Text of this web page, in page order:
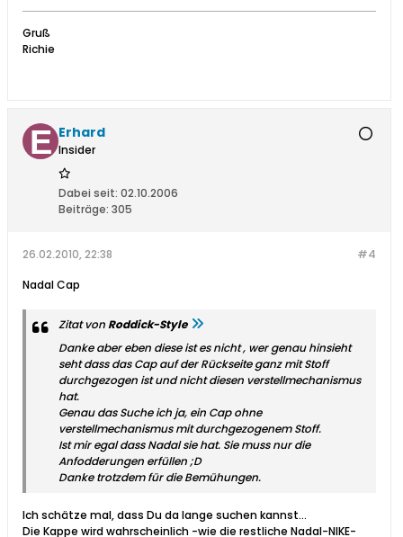
Gruß
Richie
Erhard
Insider
Dabei seit: 02.10.2006
Beiträge: 305
#4
26.02.2010, 22:38
Nadal Cap
Zitat vonRoddick-Style
Danke aber eben diese ist es nicht , wer genau hinsieht
seht dass das Cap auf der Rückseite ganz mit Stoff
durchgezogen ist und nicht diesen verstellmechanismus
hat.
Genau das Suche ich ja, ein Cap ohne
verstellmechanismus mit durchgezogenem Stoff.
Ist mir egal dass Nadal sie hat. Sie muss nur die
Anfodderungen erfüllen ;D
Danke trotzdem für die Bemühungen.
Ich schätze mal, dass Du da lange suchen kannst...
Die Kappe wird wahrscheinlich -wie die restliche Nadal-NIKE-